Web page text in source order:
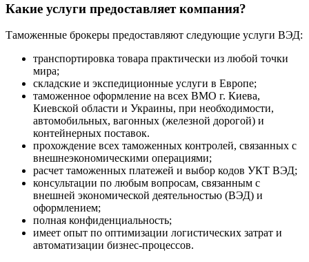
Какие услуги предоставляет компания?
Таможенные брокеры предоставляют следующие услуги ВЭД:
транспортировка товара практически из любой точки
мира;
складские и экспедиционные услуги в Европе;
таможенное оформление на всех ВМО г. Киева,
Киевской области и Украины, при необходимости,
автомобильных, вагонных (железной дорогой) и
контейнерных поставок.
прохождение всех таможенных контролей, связанных с
внешнеэкономическими операциями;
расчет таможенных платежей и выбор кодов УКТ ВЭД;
консультации по любым вопросам, связанным с
внешней экономической деятельностью (ВЭД) и
оформлением;
полная конфиденциальность;
имеет опыт по оптимизации логистических затрат и
автоматизации бизнес-процессов.